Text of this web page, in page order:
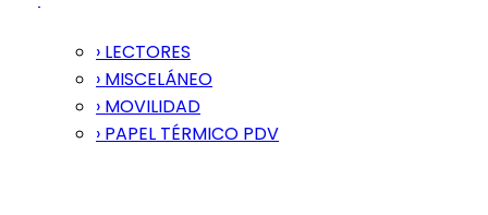
› LECTORES
› MISCELÁNEO
› MOVILIDAD
› PAPEL TÉRMICO PDV